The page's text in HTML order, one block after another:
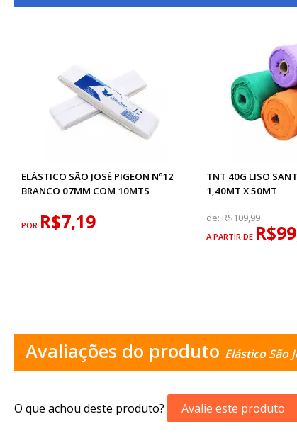
ELÁSTICO SÃO JOSÉ PIGEON Nº12
BRANCO 07MM COM 10MTS
POR R$7,19
TNT 40G LISO
1,40MT X 50MT
de: R$109,99
A PARTIR DE
Avaliações do produto Elástico São
O que achou deste produto? Avalie este produto